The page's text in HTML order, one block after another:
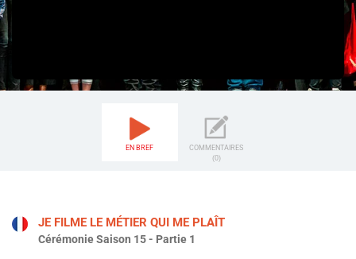
EN BREF
COMMENTAIRES
(0)
JE FILME LE MÉTIER QUI ME PLAÎT
Cérémonie Saison 15 - Partie 1